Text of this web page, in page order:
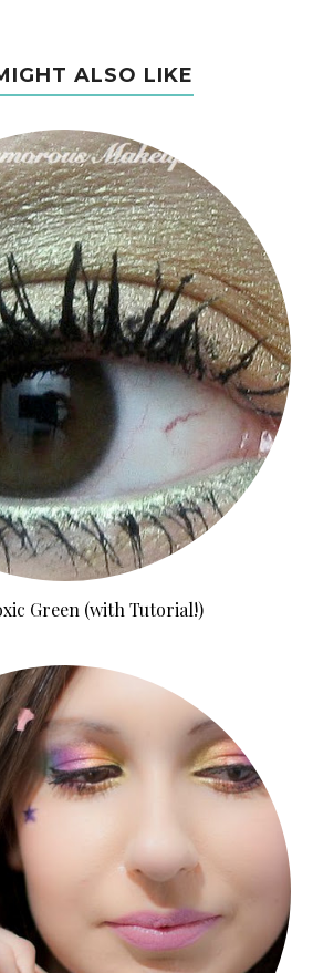
ALSO LIKE
Green (with Tutorial!)